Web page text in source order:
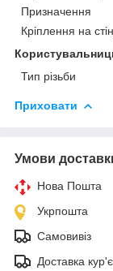
Призначення
Кріплення на
Тип різьби
Приховати
Умови
Нова Пошта
Укрпошта
Самовивіз
Доставка